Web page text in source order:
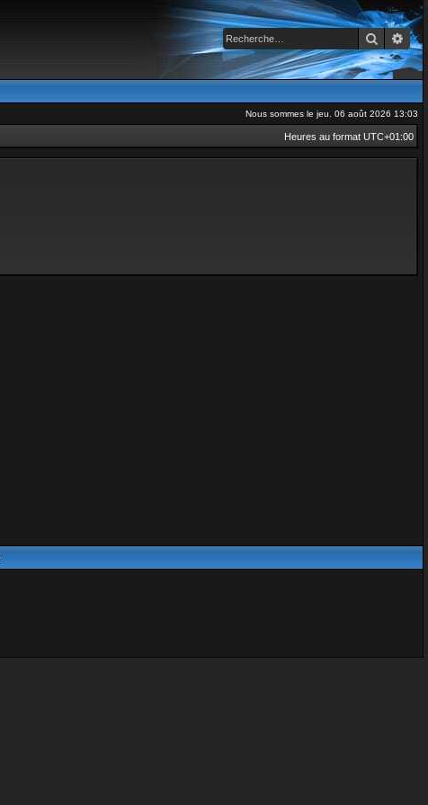
Nous sommes le jeu. 06 août 2026 13:03
Heures au format UTC+01:00